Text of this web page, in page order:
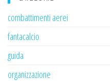
combattimenti aerei
fantacalcio
guida
organizzazione